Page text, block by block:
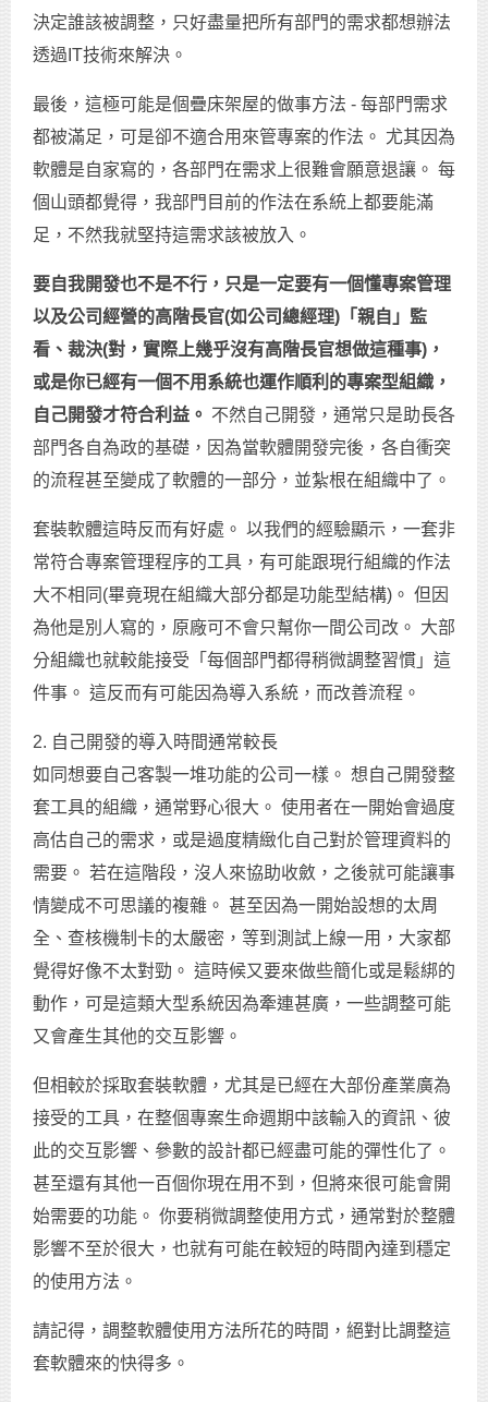
決定誰該被調整，只好盡量把所有部門的需求都想辦法
透過IT技術來解決。
最後，這極可能是個疊床架屋的做事方法 - 每部門需求
都被滿足，可是卻不適合用來管專案的作法。 尤其因為
軟體是自家寫的，各部門在需求上很難會願意退讓。 每
個山頭都覺得，我部門目前的作法在系統上都要能滿
足，不然我就堅持這需求該被放入。
要自我開發也不是不行，只是一定要有一個懂專案管理
以及公司經營的高階長官(如公司總經理) 「親自」監
看、裁決(對，實際上幾乎沒有高階長官想做這種事) ，
或是你已經有一個不用系統也運作順利的專案型組織，
自己開發才符合利益。 不然自己開發，通常只是助長各
部門各自為政的基礎，因為當軟體開發完後，各自衝突
的流程甚至變成了軟體的一部分，並紮根在組織中了。
套裝軟體這時反而有好處。 以我們的經驗顯示，一套非
常符合專案管理程序的工具，有可能跟現行組織的作法
大不相同(畢竟現在組織大部分都是功能型結構)。 但因
為他是別人寫的，原廠可不會只幫你一間公司改。 大部
分組織也就較能接受「每個部門都得稍微調整習慣」這
件事。 這反而有可能因為導入系統，而改善流程。
2. 自己開發的導入時間通常較長
如同想要自己客製一堆功能的公司一樣。 想自己開發整
套工具的組織，通常野心很大。 使用者在一開始會過度
高估自己的需求，或是過度精緻化自己對於管理資料的
需要。 若在這階段，沒人來協助收斂，之後就可能讓事
情變成不可思議的複雜。 甚至因為一開始設想的太周
全、查核機制卡的太嚴密，等到測試上線一用，大家都
覺得好像不太對勁。 這時候又要來做些簡化或是鬆綁的
動作，可是這類大型系統因為牽連甚廣，一些調整可能
又會產生其他的交互影響。
但相較於採取套裝軟體，尤其是已經在大部份產業廣為
接受的工具，在整個專案生命週期中該輸入的資訊、彼
此的交互影響、參數的設計都已經盡可能的彈性化了。
甚至還有其他一百個你現在用不到，但將來很可能會開
始需要的功能。 你要稍微調整使用方式，通常對於整體
影響不至於很大，也就有可能在較短的時間內達到穩定
的使用方法。
請記得，調整軟體使用方法所花的時間，絕對比調整這
套軟體來的快得多。